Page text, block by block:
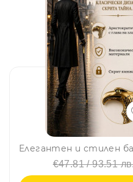
€47.81 / 93.51